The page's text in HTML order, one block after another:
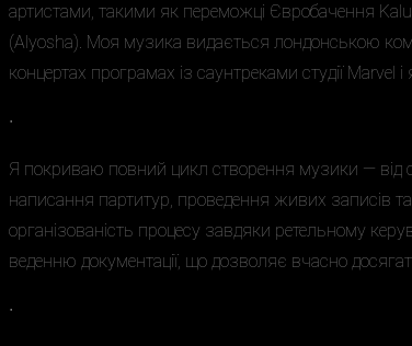
артистами, такими як переможці Євробачення
(Alyosha). Моя музика видається лондонською
концертах програмах із саунтреками студії
∙
Я покриваю повний цикл створення музики — від
написання партитур, проведення живих записів та
організованість процесу завдяки ретельному
веденню документації, що дозволяє вчасно
∙